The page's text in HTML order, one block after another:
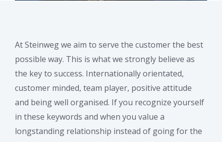
At Steinweg we aim to serve the customer the best
possible way. This is what we strongly believe as
the key to success. Internationally orientated,
customer minded, team player, positive attitude
and being well organised. If you recognize yourself
in these keywords and when you value a
longstanding relationship instead of going for the